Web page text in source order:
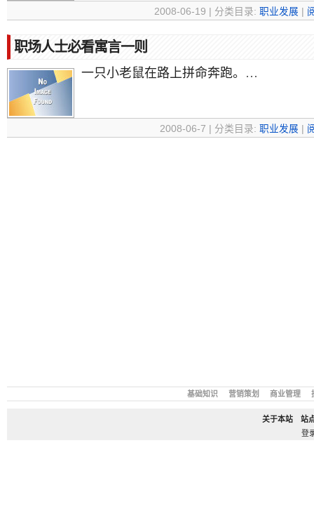
2008-06-19 | 分类目录: 职业发展
职场人士必看寓言一则
一只小老鼠在路上拼命奔跑。…
2008-06-7 | 分类目录: 职业发展
基础知识 营销策划 商业管理
关于本站
站
登